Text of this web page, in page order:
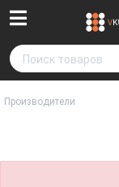
Производители